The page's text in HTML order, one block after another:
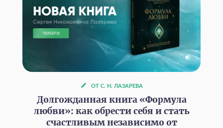
ОТ С. Н. ЛАЗАРЕВА
Долгожданная книга «Формула
любви»: как обрести себя и стать
счастливым независимо от